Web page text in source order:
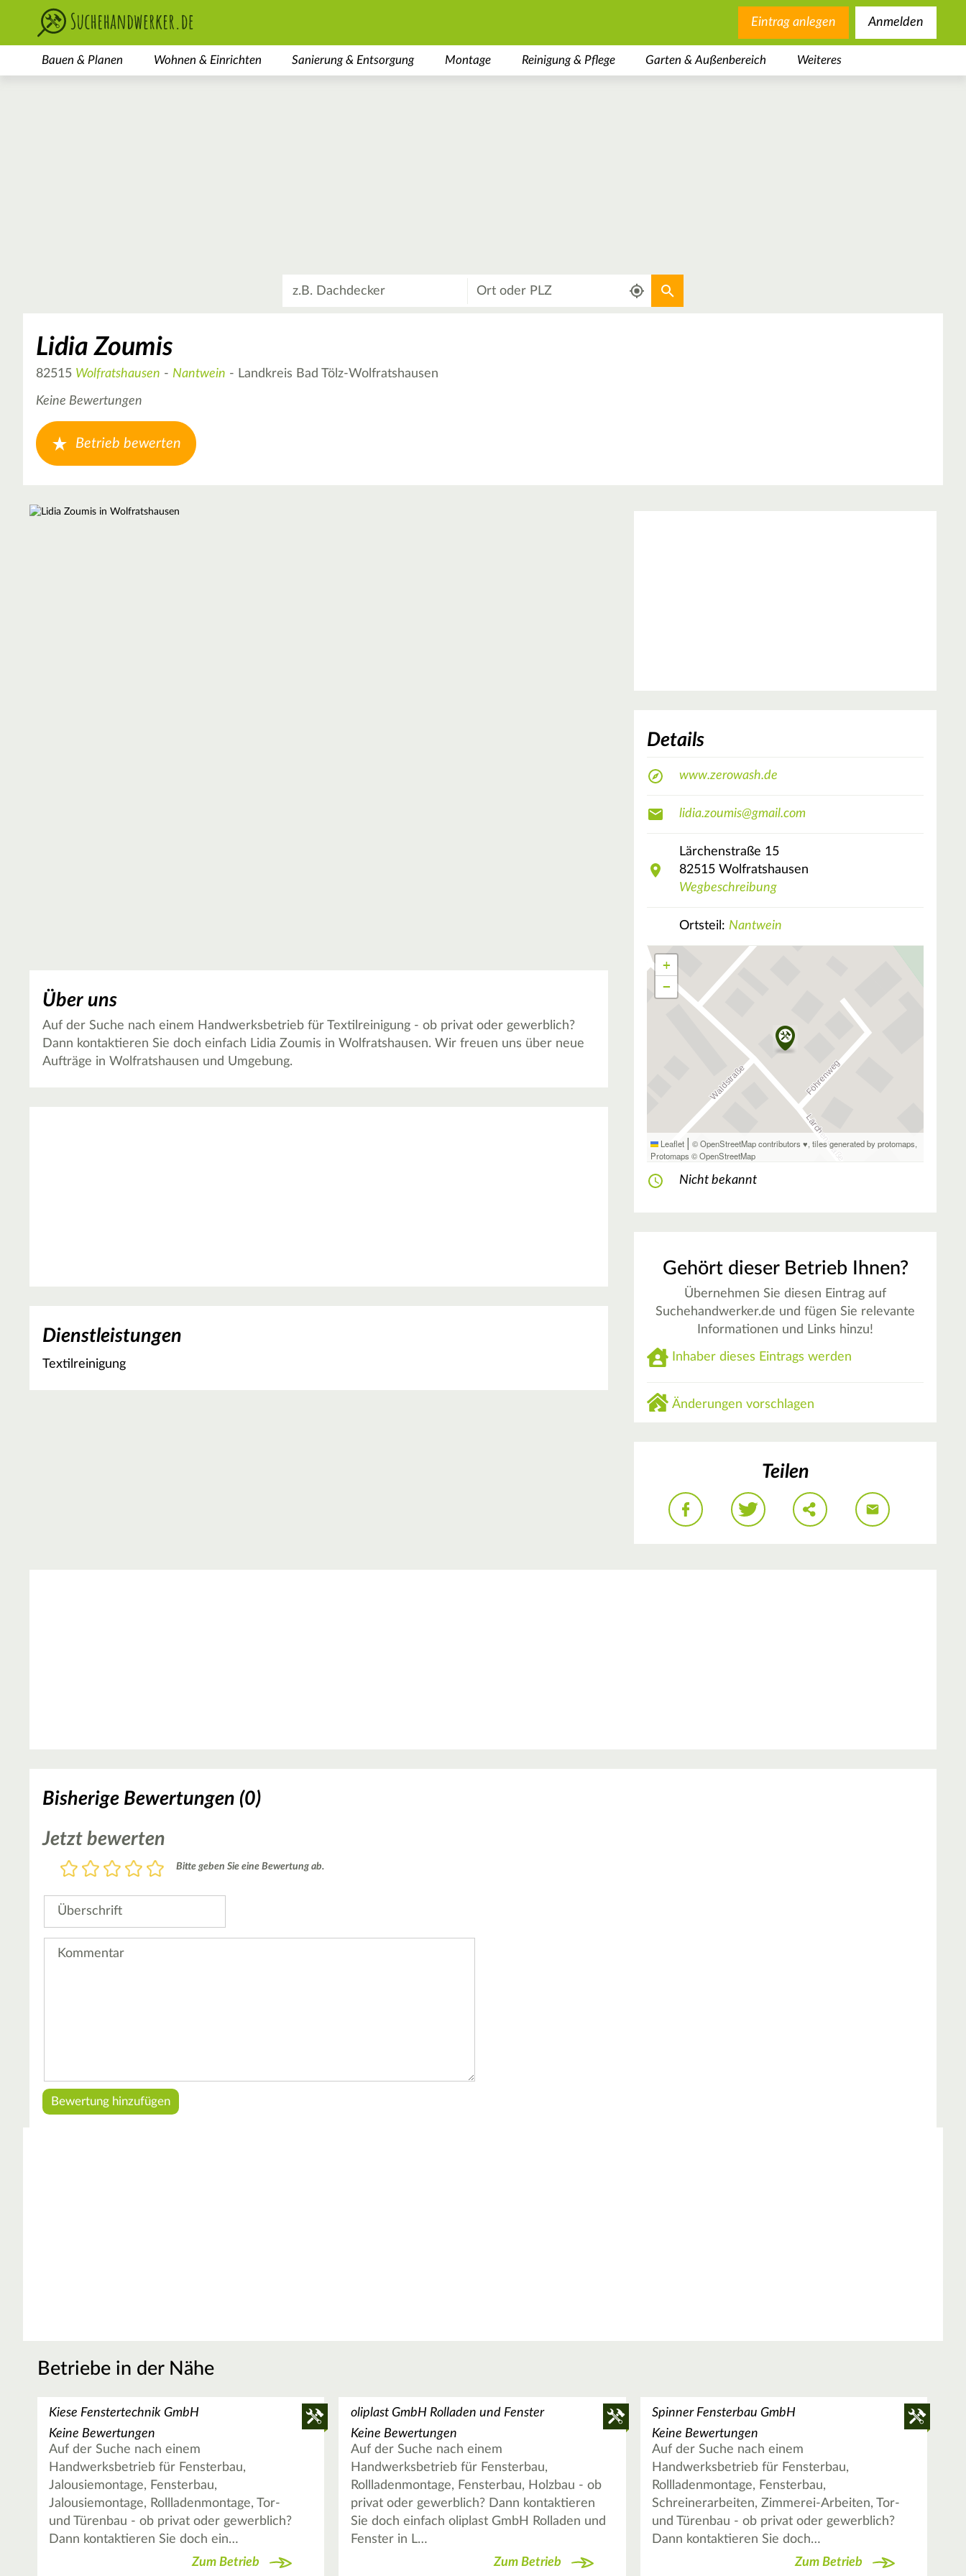
Eintrag anlegen Anmelden
Bauen & Planen Wohnen & Einrichten Sanierung & Entsorgung Montage Reinigung & Pflege Garten & Außenbereich Weiteres
Aktuellen Standort verwenden
Lidia Zoumis
82515 Wolfratshausen - Nantwein - Landkreis Bad Tölz-Wolfratshausen
Keine Bewertungen
Betrieb bewerten
Über uns
Auf der Suche nach einem Handwerksbetrieb für Textilreinigung - ob privat oder gewerblich?
Dann kontaktieren Sie doch einfach Lidia Zoumis in Wolfratshausen. Wir freuen uns über neue
Aufträge in Wolfratshausen und Umgebung.
Dienstleistungen
Textilreinigung
Details
www.zerowash.de
lidia.zoumis@gmail.com
Lärchenstraße 15
82515 Wolfratshausen
Wegbeschreibung
Ortsteil: Nantwein
+
−
Leaflet | © OpenStreetMap contributors ♥,tiles generated by protomaps,
Protomaps ©OpenStreetMap
Nicht bekannt
Gehört dieser Betrieb Ihnen?
Übernehmen Sie diesen Eintrag auf
Suchehandwerker.de und fügen Sie relevante
Informationen und Links hinzu!
Inhaber dieses Eintrags werden
Änderungen vorschlagen
Teilen
Bisherige Bewertungen (0)
Jetzt bewerten
Bewertung
5
4
3
2
1
Bitte geben Sie eine Bewertung ab.
Überschrift
Betriebe in der Nähe
Kiese Fenstertechnik GmbH
Keine Bewertungen
Auf der Suche nach einem
Handwerksbetrieb für Fensterbau,
Jalousiemontage, Fensterbau,
Jalousiemontage, Rollladenmontage, Tor-
und Türenbau - ob privat oder gewerblich?
Dann kontaktieren Sie doch ein…
Zum Betrieb
oliplast GmbH Rolladen und Fenster
Keine Bewertungen
Auf der Suche nach einem
Handwerksbetrieb für Fensterbau,
Rollladenmontage, Fensterbau, Holzbau - ob
privat oder gewerblich? Dann kontaktieren
Sie doch einfach oliplast GmbH Rolladen und
Fenster in L…
Zum Betrieb
Spinner Fensterbau GmbH
Keine Bewertungen
Auf der Suche nach einem
Handwerksbetrieb für Fensterbau,
Rollladenmontage, Fensterbau,
Schreinerarbeiten, Zimmerei-Arbeiten, Tor-
und Türenbau - ob privat oder gewerblich?
Dann kontaktieren Sie doch…
Zum Betrieb